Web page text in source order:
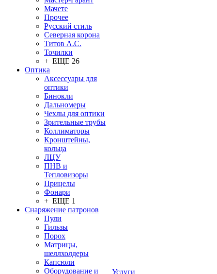
Мачете
Прочее
Русский стиль
Северная корона
Титов А.С.
Точилки
+ ЕЩЕ 26
Оптика
Аксессуары для
оптики
Бинокли
Дальномеры
Чехлы для оптики
Зрительные трубы
Коллиматоры
Кронштейны,
кольца
ЛЦУ
ПНВ и
Тепловизоры
Прицелы
Фонари
+ ЕЩЕ 1
Снаряжение патронов
Пули
Гильзы
Порох
Матрицы,
шеллхолдеры
Капсюли
Оборудование и
Услуги